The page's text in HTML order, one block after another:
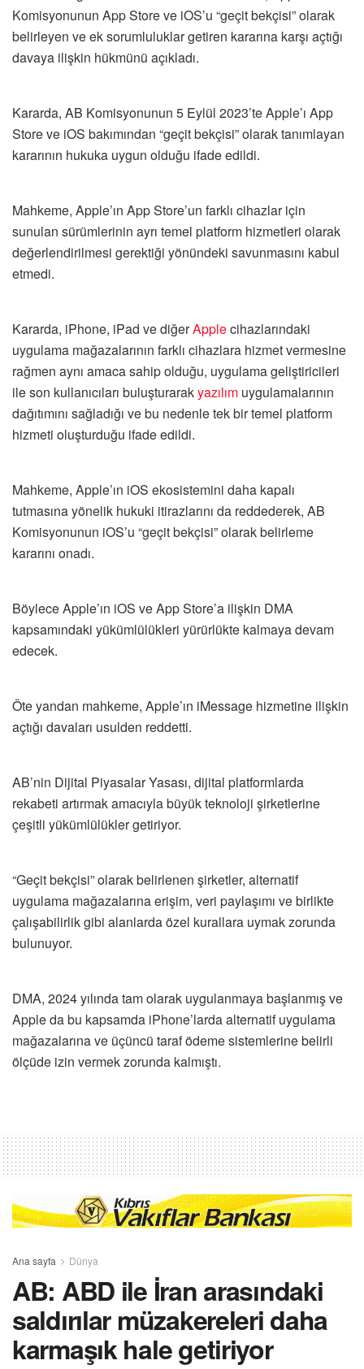
Komisyonunun App Store ve iOS’u “geçit bekçisi” olarak
belirleyen ve ek sorumluluklar getiren kararına karşı açtığı
davaya ilişkin hükmünü açıkladı.
Kararda, AB Komisyonunun 5 Eylül 2023’te Apple’ı App
Store ve iOS bakımından “geçit bekçisi” olarak tanımlayan
kararının hukuka uygun olduğu ifade edildi.
Mahkeme, Apple’ın App Store’un farklı cihazlar için
sunulan sürümlerinin ayrı temel platform hizmetleri olarak
değerlendirilmesi gerektiği yönündeki savunmasını kabul
etmedi.
Kararda, iPhone, iPad ve diğerApplecihazlarındaki
uygulama mağazalarının farklı cihazlara hizmet vermesine
rağmen aynı amaca sahip olduğu, uygulama geliştiricileri
ile son kullanıcıları buluşturarakyazılım uygulamalarının
dağıtımını sağladığı ve bu nedenle tek bir temel platform
hizmeti oluşturduğu ifade edildi.
Mahkeme, Apple’ın iOS ekosistemini daha kapalı
tutmasına yönelik hukuki itirazlarını da reddederek, AB
Komisyonunun iOS’u “geçit bekçisi” olarak belirleme
kararını onadı.
Böylece Apple’ın iOS ve App Store’a ilişkin DMA
kapsamındaki yükümlülükleri yürürlükte kalmaya devam
edecek.
Öte yandan mahkeme, Apple’ın iMessage hizmetine ilişkin
açtığı davaları usulden reddetti.
AB’nin Dijital Piyasalar Yasası, dijital platformlarda
rekabeti artırmak amacıyla büyük teknoloji şirketlerine
çeşitli yükümlülükler getiriyor.
“Geçit bekçisi” olarak belirlenen şirketler, alternatif
uygulama mağazalarına erişim, veri paylaşımı ve birlikte
çalışabilirlik gibi alanlarda özel kurallara uymak zorunda
bulunuyor.
DMA, 2024 yılında tam olarak uygulanmaya başlanmış ve
Apple da bu kapsamda iPhone’larda alternatif uygulama
mağazalarına ve üçüncü taraf ödeme sistemlerine belirli
ölçüde izin vermek zorunda kalmıştı.
Ana sayfa Dünya
AB: ABD ile İran arasındaki
saldırılar müzakereleri daha
karmaşık hale getiriyor